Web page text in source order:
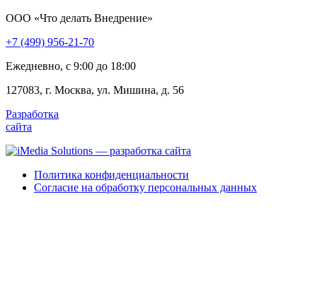
ООО «Что делать Внедрение»
+7 (499) 956-21-70
Ежедневно, c 9:00 до 18:00
127083, г. Москва, ул. Мишина, д. 56
Разработка
сайта
Политика конфиденциальности
Согласие на обработку персональных данных